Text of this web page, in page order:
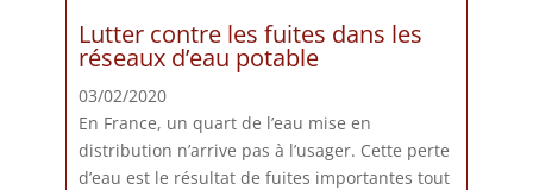
Lutter contre les fuites dans les
réseaux d’eau potable
03/02/2020
En France, un quart de l’eau mise en
distribution n’arrive pas à l’usager. Cette perte
d’eau est le résultat de fuites importantes tout